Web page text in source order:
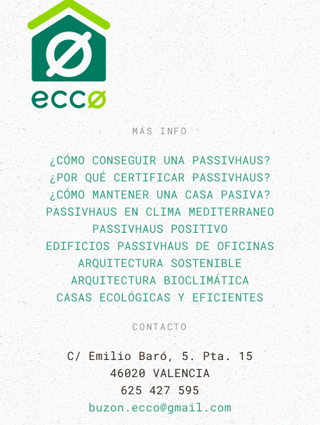
MÁS INFO
¿CÓMO CONSEGUIR UNA PASSIVHAUS?
¿POR QUÉ CERTIFICAR PASSIVHAUS?
¿CÓMO MANTENER UNA CASA PASIVA?
PASSIVHAUS EN CLIMA MEDITERRANEO
PASSIVHAUS POSITIVO
EDIFICIOS PASSIVHAUS DE OFICINAS
ARQUITECTURA SOSTENIBLE
ARQUITECTURA BIOCLIMÁTICA
CASAS ECOLÓGICAS Y EFICIENTES
CONTACTO
C/ Emilio Baró, 5. Pta. 15
46020 VALENCIA
625 427 595
buzon.ecco@gmail.com